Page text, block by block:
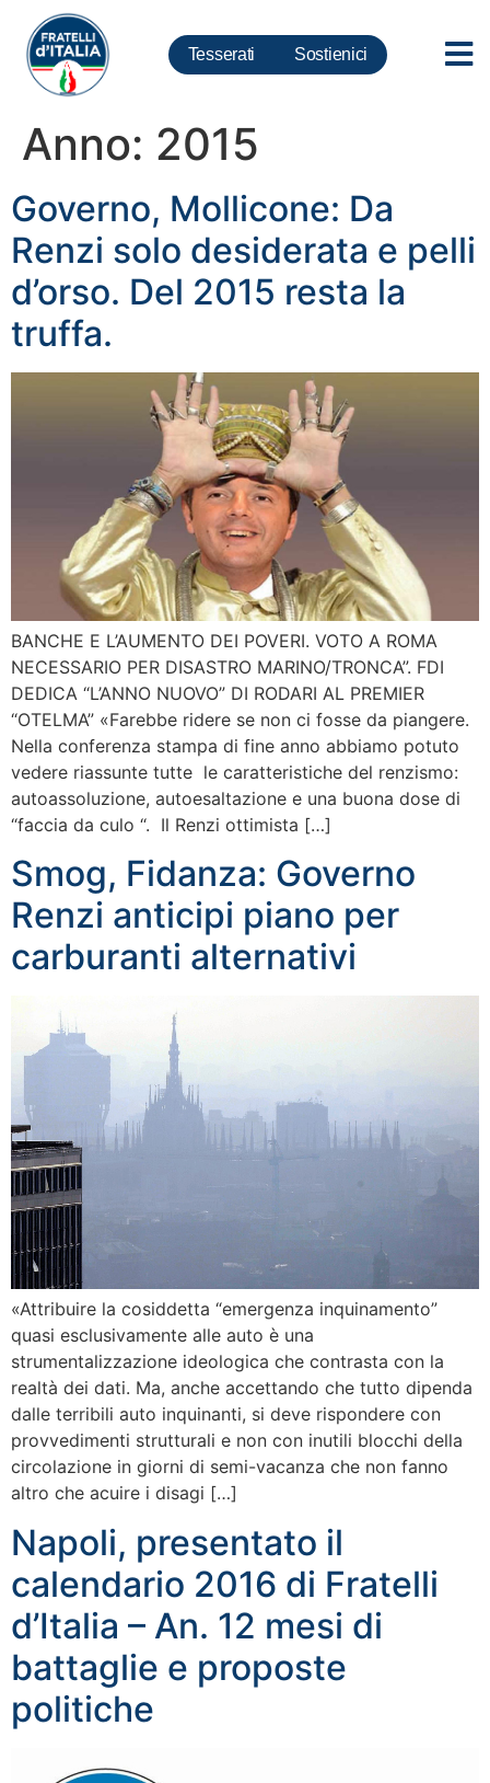
Tesserati Sostienici
Anno: 2015
Governo, Mollicone: Da
Renzi solo desiderata e pelli
d’orso. Del 2015 resta la
truffa.
BANCHE E L’AUMENTO DEI POVERI. VOTO A ROMA
NECESSARIO PER DISASTRO MARINO/TRONCA”. FDI
DEDICA “L’ANNO NUOVO” DI RODARI AL PREMIER
“OTELMA” «Farebbe ridere se non ci fosse da piangere.
Nella conferenza stampa di fine anno abbiamo potuto
vedere riassunte tutte le caratteristiche del renzismo:
autoassoluzione, autoesaltazione e una buona dose di
“faccia da culo “. Il Renzi ottimista […]
Smog, Fidanza: Governo
Renzi anticipi piano per
carburanti alternativi
«Attribuire la cosiddetta “emergenza inquinamento”
quasi esclusivamente alle auto è una
strumentalizzazione ideologica che contrasta con la
realtà dei dati. Ma, anche accettando che tutto dipenda
dalle terribili auto inquinanti, si deve rispondere con
provvedimenti strutturali e non con inutili blocchi della
circolazione in giorni di semi-vacanza che non fanno
altro che acuire i disagi […]
Napoli, presentato il
calendario 2016 di Fratelli
d’Italia – An. 12 mesi di
battaglie e proposte
politiche